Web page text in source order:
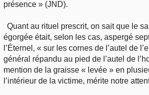
présence » (JND).
Quant au rituel prescrit, on sait que le
égorgée était, selon les cas, aspergé
l’Éternel, « sur les cornes de l’autel de
général répandu au pied de l’autel de
mention de la graisse « levée » en
l’intérieur de la victime, mérite notre